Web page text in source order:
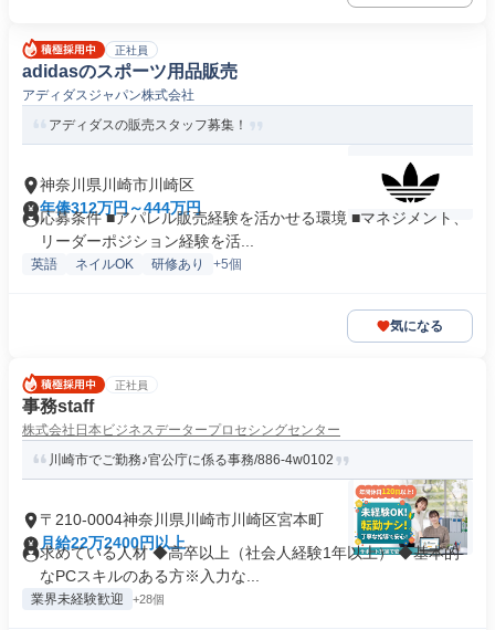
正社員
adidasのスポーツ用品販売
アディダスジャパン株式会社
アディダスの販売スタッフ募集！
神奈川県川崎市川崎区
年俸312万円～444万円
応募条件 ■アパレル販売経験を活かせる環境 ■マネジメント、
リーダーポジション経験を活...
英語 ネイルOK 研修あり +5個
気になる
正社員
事務staff
株式会社日本ビジネスデータープロセシングセンター
川崎市でご勤務♪官公庁に係る事務/886-4w0102
〒210-0004神奈川県川崎市川崎区宮本町
月給22万2400円以上
求めている人材 ◆高卒以上（社会人経験1年以上） ◆基本的
なPCスキルのある方※入力な...
業界未経験歓迎 +28個